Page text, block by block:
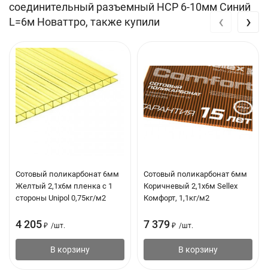
соединительный разъемный НCР 6-10мм Синий
L=6м Новаттро, также купили
Сотовый поликарбонат 6мм
Желтый 2,1х6м пленка с 1
стороны Unipol 0,75кг/м2
4 205 ₽ /шт.
В корзину
Сотовый поликарбонат 6мм
Коричневый 2,1х6м Sellex
Комфорт, 1,1кг/м2
7 379 ₽ /шт.
В корзину
‹ ›